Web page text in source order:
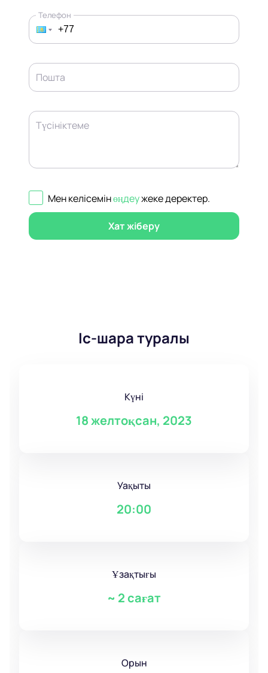
Телефон
Пошта
Түсініктеме
Мен келісемінөңдеужеке деректер.
Хат жіберу
Іс-шара туралы
Күні
18 желтоқсан, 2023
Уақыты
20:00
Ұзақтығы
~ 2 сағат
Орын